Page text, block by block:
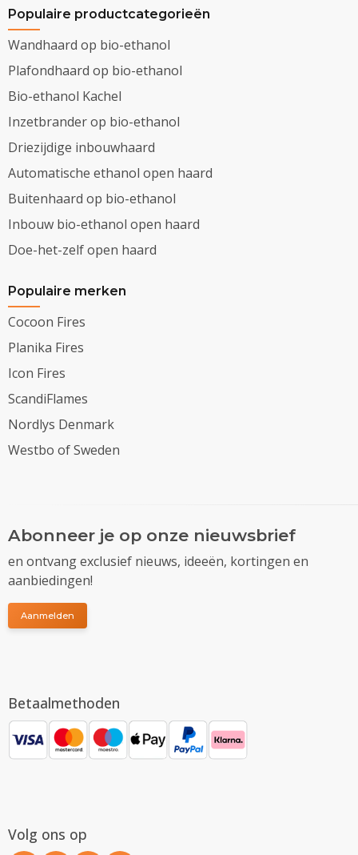
Populaire productcategorieën
Wandhaard op bio-ethanol
Plafondhaard op bio-ethanol
Bio-ethanol Kachel
Inzetbrander op bio-ethanol
Driezijdige inbouwhaard
Automatische ethanol open haard
Buitenhaard op bio-ethanol
Inbouw bio-ethanol open haard
Doe-het-zelf open haard
Populaire merken
Cocoon Fires
Planika Fires
Icon Fires
ScandiFlames
Nordlys Denmark
Westbo of Sweden
Abonneer je op onze nieuwsbrief
en ontvang exclusief nieuws, ideeën, kortingen en
aanbiedingen!
Aanmelden
Betaalmethoden
Volg ons op